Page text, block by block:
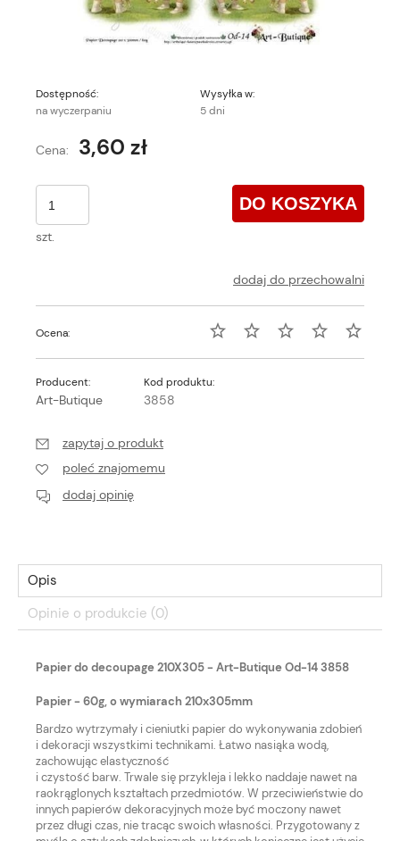
Dostępność:
na wyczerpaniu
Wysyłka w:
5 dni
Cena: 3,60 zł
szt.
DO KOSZYKA
dodaj do przechowalni
Ocena:
Producent:
Art-Butique
Kod produktu:
3858
zapytaj o produkt
poleć znajomemu
dodaj opinię
Opis
Opinie o produkcie (0)
Papier do decoupage 210X305 - Art-Butique Od-14 3858
Papier - 60g, o wymiarach 210x305mm
Bardzo wytrzymały i cieniutki papier do wykonywania zdobień
i dekoracji wszystkimi technikami. Łatwo nasiąka wodą,
zachowując elastyczność
i czystość barw. Trwale się przykleja i lekko naddaje nawet na
raokrąglonych kształtach przedmiotów. W przeciwieństwie do
innych papierów dekoracyjnych może być moczony nawet
przez długi czas, nie tracąc swoich własności. Przygotowany z